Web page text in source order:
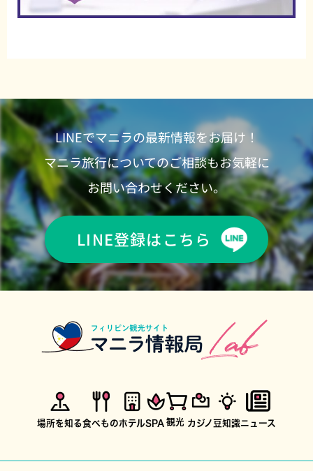
LINEでマニラの最新情報をお届け！
マニラ旅行についてのご相談もお気軽に
お問い合わせください。
LINE登録はこちら
場所を知る食べものホテルSPA 観光 カジノ豆知識ニュース